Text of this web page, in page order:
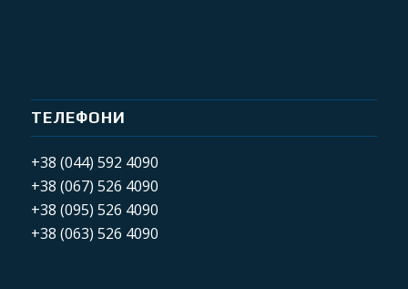
ТЕЛЕФОНИ
+38 (044) 592 4090
+38 (067) 526 4090
+38 (095) 526 4090
+38 (063) 526 4090